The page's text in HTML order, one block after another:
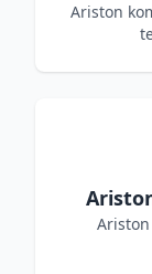
Ariston
Ariston